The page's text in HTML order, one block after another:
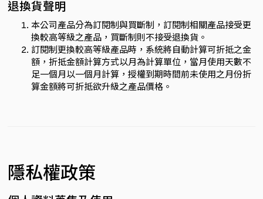
退換貨聲明
本公司產品分為訂閱制與買斷制，訂閱制相關產品接受更
換較高等級之產品，買斷制則不接受退換貨。
訂閱制更換較高等級產品時，系統將自動計算可折抵之金
額，折抵金額計算方式以月為計算單位，當月使用天數不
足一個月以一個月計算，授權到期時間前未使用之月份折
算金額將可折抵欲升級之產品價格。
隱私權政策